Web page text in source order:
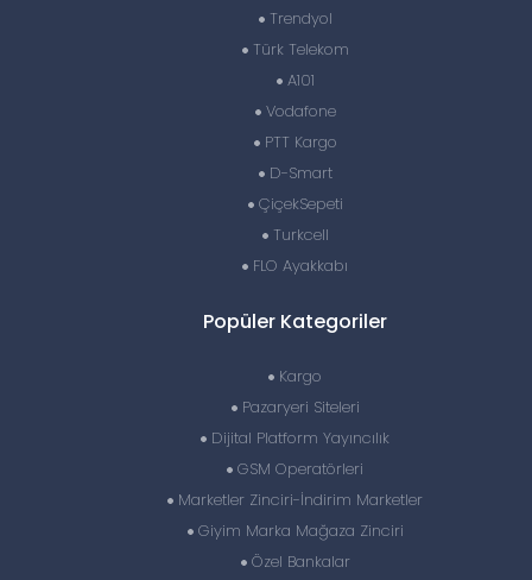
Trendyol
Türk Telekom
A101
Vodafone
PTT Kargo
D-Smart
ÇiçekSepeti
Turkcell
FLO Ayakkabı
Popüler Kategoriler
Kargo
Pazaryeri Siteleri
Dijital Platform Yayıncılık
GSM Operatörleri
Marketler Zinciri-İndirim Marketler
Giyim Marka Mağaza Zinciri
Özel Bankalar